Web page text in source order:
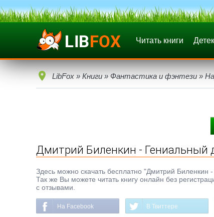
Читать книги
LibFox » Книги » Фантастика и фэнтези »
Дмитрий Биленкин - Гениальный
Здесь можно скачать бесплатно "Дмитрий
Так же Вы можете читать книгу онлайн без
с отзывами.
На Facebook В Твиттере